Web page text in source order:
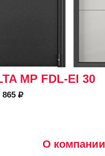
MP FDL-EI 30
865
О компании